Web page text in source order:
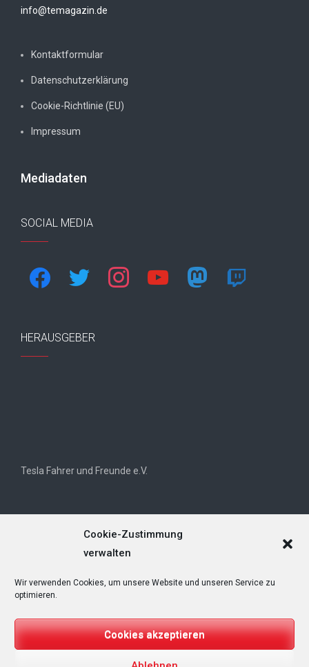
Cookie-Zustimmung
verwalten
Wir verwenden Cookies, um unsere Website und unseren Service zu
optimieren.
Cookies akzeptieren
info@temagazin.de
Kontaktformular
Datenschutzerklärung
Cookie-Richtlinie (EU)
Impressum
Mediadaten
SOCIAL MEDIA
facebook twitter instagram youtube mastodon twitch
HERAUSGEBER
Tesla Fahrer und Freunde e.V.
Tesla Owners Club Helvetia (TOCH)